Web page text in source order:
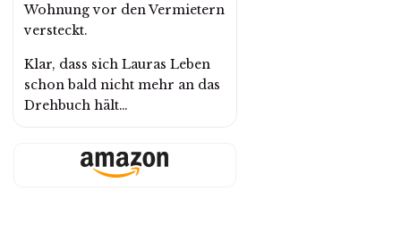
Wohnung vor den Vermietern
versteckt.
Klar, dass sich Lauras Leben
schon bald nicht mehr an das
Drehbuch hält…